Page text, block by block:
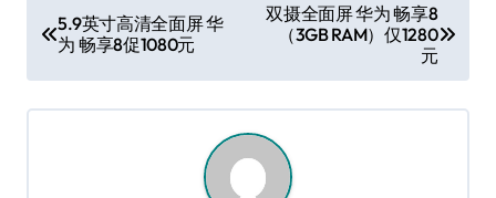
章
导
航
5.9英寸高清全面屏 华
为 畅享8促1080元
双摄全面屏 华为 畅享8
（3GB RAM）仅1280
元